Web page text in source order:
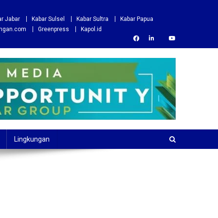
Jabar Kabar Sulsel Kabar Sultra
Kabar Papua
Greenpress Kapol.id
Lingkungan